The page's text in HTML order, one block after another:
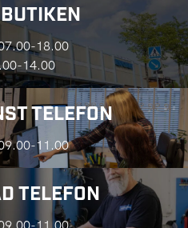
18.00
14.00
TELEFON
11.00
TELEFON
11.00